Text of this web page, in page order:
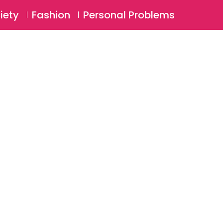
Login ⚲
Fashion Personal Problems